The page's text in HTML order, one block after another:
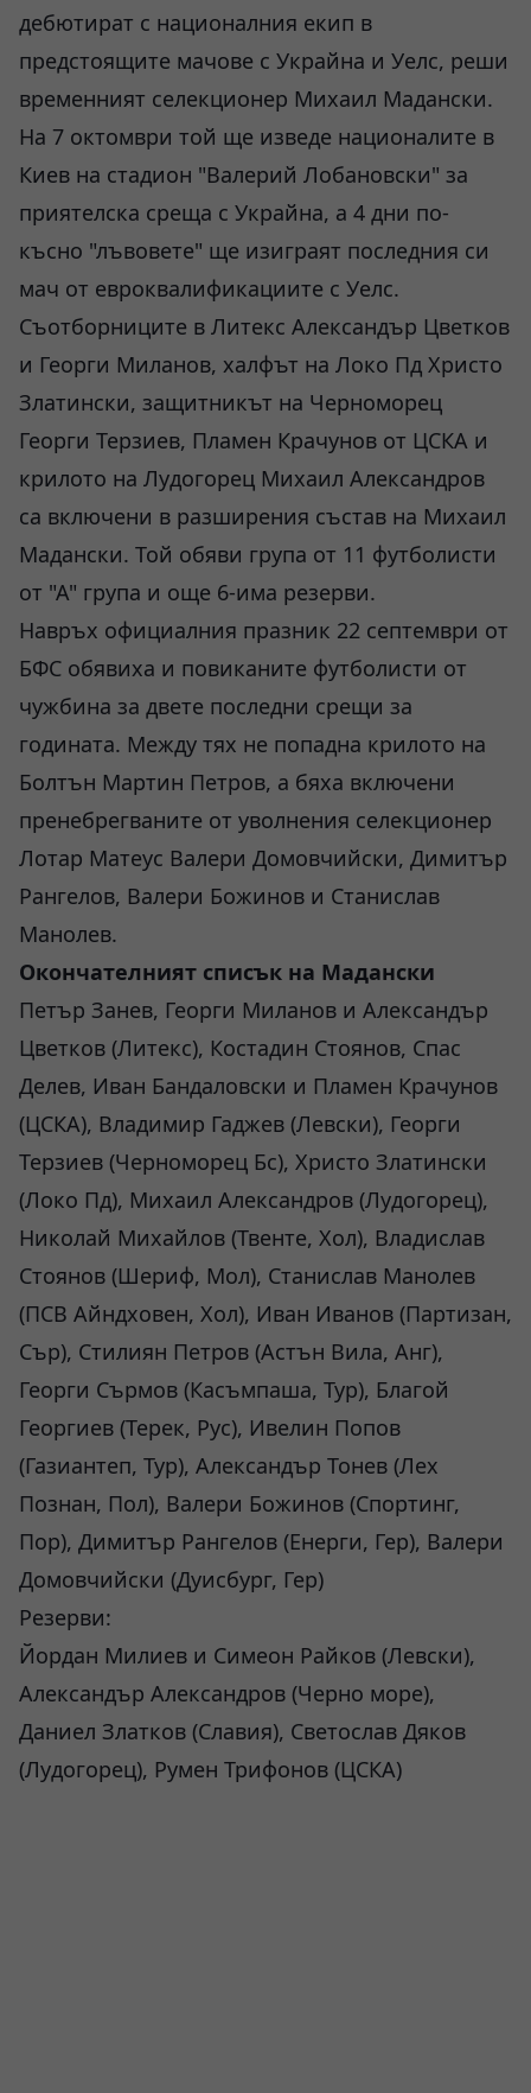
дебютират с националния екип в
предстоящите мачове с Украйна и Уелс, реши
временният селекционер Михаил Мадански.
На 7 октомври той ще изведе националите в
Киев на стадион "Валерий Лобановски" за
приятелска среща с Украйна, а 4 дни по-
късно "лъвовете" ще изиграят последния си
мач от евроквалификациите с Уелс.
Съотборниците в Литекс Александър Цветков
и Георги Миланов, халфът на Локо Пд Христо
Златински, защитникът на Черноморец
Георги Терзиев, Пламен Крачунов от ЦСКА и
крилото на Лудогорец Михаил Александров
са включени в разширения състав на Михаил
Мадански. Той обяви група от 11 футболисти
от "А" група и още 6-има резерви.
Навръх официалния празник 22 септември от
БФС обявиха и повиканите футболисти от
чужбина за двете последни срещи за
годината. Между тях не попадна крилото на
Болтън Мартин Петров, а бяха включени
пренебрегваните от уволнения селекционер
Лотар Матеус Валери Домовчийски, Димитър
Рангелов, Валери Божинов и Станислав
Манолев.
Окончателният списък на Мадански
Петър Занев, Георги Миланов и Александър
Цветков (Литекс), Костадин Стоянов, Спас
Делев, Иван Бандаловски и Пламен Крачунов
(ЦСКА), Владимир Гаджев (Левски), Георги
Терзиев (Черноморец Бс), Христо Златински
(Локо Пд), Михаил Александров (Лудогорец),
Николай Михайлов (Твенте, Хол), Владислав
Стоянов (Шериф, Мол), Станислав Манолев
(ПСВ Айндховен, Хол), Иван Иванов (Партизан,
Сър), Стилиян Петров (Астън Вила, Анг),
Георги Сърмов (Касъмпаша, Тур), Благой
Георгиев (Терек, Рус), Ивелин Попов
(Газиантеп, Тур), Александър Тонев (Лех
Познан, Пол), Валери Божинов (Спортинг,
Пор), Димитър Рангелов (Енерги, Гер), Валери
Домовчийски (Дуисбург, Гер)
Резерви:
Йордан Милиев и Симеон Райков (Левски),
Александър Александров (Черно море),
Даниел Златков (Славия), Светослав Дяков
(Лудогорец), Румен Трифонов (ЦСКА)